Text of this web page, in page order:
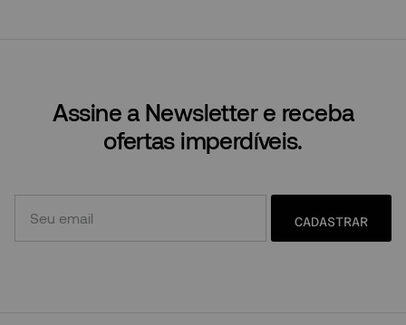
Assine a Newsletter e receba
ofertas imperdíveis.
CADASTRAR